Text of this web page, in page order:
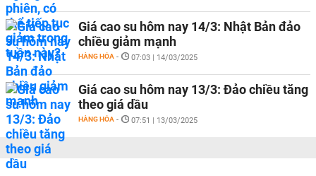
Giá cao su hôm nay 14/3: Nhật Bản đảo
chiều giảm mạnh
HÀNG HÓA - 07:03 | 14/03/2025
Giá cao su hôm nay 13/3: Đảo chiều tăng
theo giá dầu
HÀNG HÓA - 07:51 | 13/03/2025